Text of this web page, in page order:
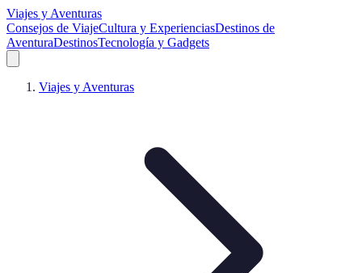
Viajes y Aventuras
Consejos de ViajeCultura y ExperienciasDestinos de
AventuraDestinosTecnología y Gadgets
Viajes y Aventuras